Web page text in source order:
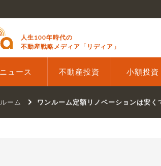
人生100年時代の
不動産戦略メディア「リディア」
ニュース 不動産投資 小額投資
ーム ワンルーム定額リノベーションは安く